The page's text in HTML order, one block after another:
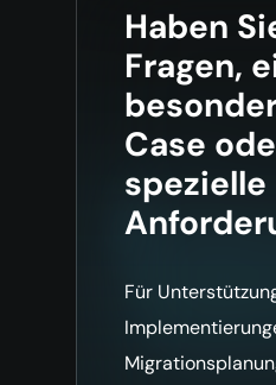
Haben
Fragen,
Case
spezielle
Für